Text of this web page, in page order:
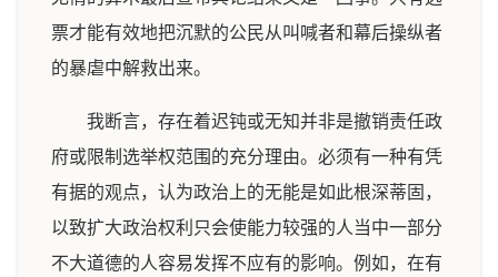
票才能有效地把沉默的公民从叫喊者和幕后操纵者
的暴虐中解救出来。
我断言，存在着迟钝或无知并非是撤销责任政
府或限制选举权范围的充分理由。必须有一种有凭
有据的观点，认为政治上的无能是如此根深蒂固，
以致扩大政治权利只会使能力较强的人当中一部分
不大道德的人容易发挥不应有的影响。例如，在有